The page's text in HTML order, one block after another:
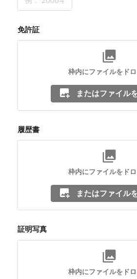
免許証
枠内にファイルをド
またはファイル
履歴書
枠内にファイルをド
またはファイル
証明写真
枠内にファイルをド